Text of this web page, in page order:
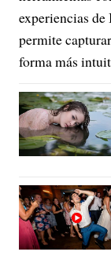
experiencias
permite
forma más